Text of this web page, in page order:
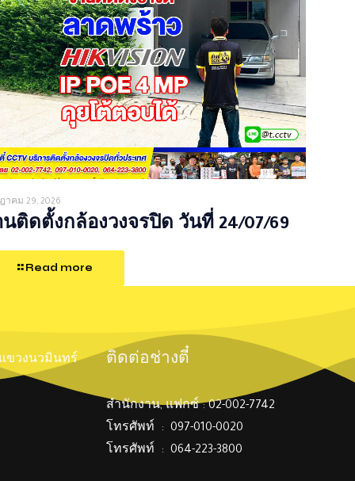
าคม 29, 2026
นติดตั้งกล้องวงจรปิด วันที่ 24/07/69
Read more
แขวงนวมินทร์ ติดต่อช่างตี๋
สำนักงาน, แฟกซ์ : 02-002-7742
โทรศัพท์ : 097-010-0020
โทรศัพท์ : 064-223-3800